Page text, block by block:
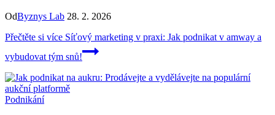
OdByznys Lab 28. 2. 2026
Přečtěte si více Síťový marketing v praxi: Jak podnikat v amway a
vybudovat tým snů!
Podnikání